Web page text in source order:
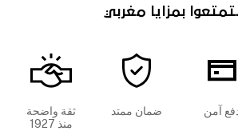
بمزايا مغربي
آمن ضمان ممتد
ثقة واضحة
منذ 1927